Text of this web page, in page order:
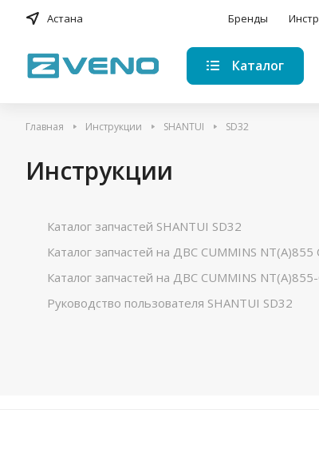
Астана Бренды
Каталог
Главная Инструкции SHANTUI SD32
Инструкции
Каталог запчастей SHANTUI SD32
Каталог запчастей на ДВС CUMMINS
Каталог запчастей на ДВС CUMMINS
Руководство пользователя SHANTUI SD32